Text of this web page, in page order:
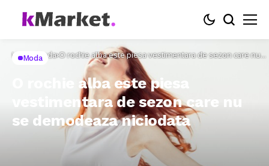
Home Moda O rochie alba este piesa vestimentara de sezon care nu
se demodeaza niciodata
Moda
O rochie alba este piesa
vestimentara de sezon care nu
se demodeaza niciodata